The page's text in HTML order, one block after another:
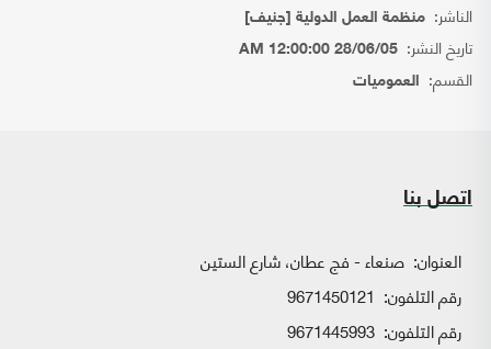
الناشر: منظمة العمل الدولية [جنيف]
تاريخ النشر: 28/06/05 12:00:00 AM
القسم: العموميات
اتصل بنا
العنوان: صنعاء - فج عطان، شارع الستين
رقم التلفون: 9671450121
رقم التلفون: 9671445993